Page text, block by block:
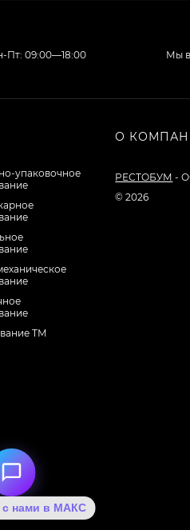
Пт: 09:00—18:00 Мы в
упаковочное
ТМ
О
РЕСТОБУМ -
© 2026
с нами в МАКС